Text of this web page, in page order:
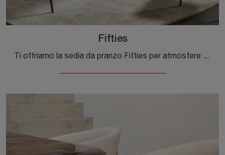
Fifties
Ti offriamo la sedia da pranzo Fifties per atmosfere moderne, tra le più esclusive Sedie fisse di Calligaris.